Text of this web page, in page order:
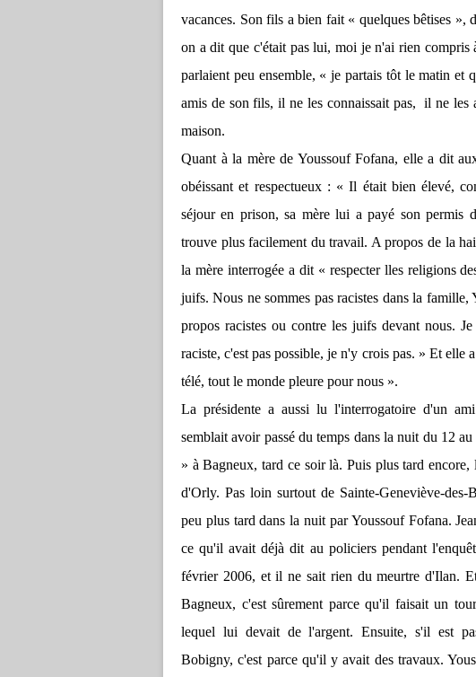
vacances. Son fils a bien fait « quelques bêtises
on a dit que c'était pas lui, moi je n'ai rien compris
parlaient peu ensemble, « je partais tôt le matin et
amis de son fils, il ne les connaissait pas, il ne les
maison.
Quant à la mère de Youssouf Fofana, elle a dit
obéissant et respectueux : « Il était bien élevé,
séjour en prison, sa mère lui a payé son permis
trouve plus facilement du travail. A propos de la
la mère interrogée a dit « respecter lles religions
juifs. Nous ne sommes pas racistes dans la
propos racistes ou contre les juifs devant nous.
raciste, c'est pas possible, je n'y crois pas. » Et
télé, tout le monde pleure pour nous ».
La présidente a aussi lu l'interrogatoire d'un
semblait avoir passé du temps dans la nuit du 12
» à Bagneux, tard ce soir là. Puis plus tard
d'Orly. Pas loin surtout de Sainte-Geneviève-
peu plus tard dans la nuit par Youssouf Fofana.
ce qu'il avait déjà dit au policiers pendant
février 2006, et il ne sait rien du meurtre d'Ilan.
Bagneux, c'est sûrement parce qu'il faisait un
lequel lui devait de l'argent. Ensuite, s'il est
Bobigny, c'est parce qu'il y avait des travaux.